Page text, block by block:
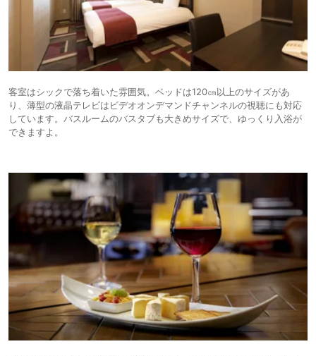
客室はシックで落ち着いた雰囲気。ベッドは120㎝以上のサイズがあ
り、薄型の液晶テレビはビデオオンデマンドチャンネルの視聴にも対応
しています。バスルームのバスタブも大きめサイズで、ゆっくり入浴が
できますよ。